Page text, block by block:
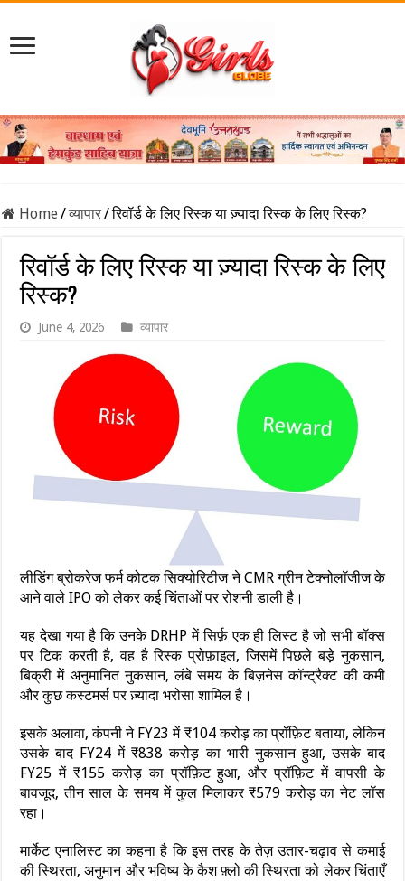
Home/व्यापार/रिवॉर्ड के लिए रिस्क या ज़्यादा रिस्क के लिए रिस्क?
रिवॉर्ड के लिए रिस्क या ज़्यादा रिस्क के लिए
रिस्क?
June 4, 2026 व्यापार
लीडिंग ब्रोकरेज फर्म कोटक सिक्योरिटीज ने CMR ग्रीन टेक्नोलॉजीज के
आने वाले IPO को लेकर कई चिंताओं पर रोशनी डाली है।
यह देखा गया है कि उनके DRHP में सिर्फ़ एक ही लिस्ट है जो सभी बॉक्स
पर टिक करती है, वह है रिस्क प्रोफ़ाइल, जिसमें पिछले बड़े नुकसान,
बिक्री में अनुमानित नुकसान, लंबे समय के बिज़नेस कॉन्ट्रैक्ट की कमी
और कुछ कस्टमर्स पर ज़्यादा भरोसा शामिल है।
इसके अलावा, कंपनी ने FY23 में ₹104 करोड़ का प्रॉफ़िट बताया, लेकिन
उसके बाद FY24 में ₹838 करोड़ का भारी नुकसान हुआ, उसके बाद
FY25 में ₹155 करोड़ का प्रॉफ़िट हुआ, और प्रॉफ़िट में वापसी के
बावजूद, तीन साल के समय में कुल मिलाकर ₹579 करोड़ का नेट लॉस
रहा।
मार्केट एनालिस्ट का कहना है कि इस तरह के तेज़ उतार-चढ़ाव से कमाई
की स्थिरता, अनुमान और भविष्य के कैश फ़्लो की स्थिरता को लेकर चिंताएँ